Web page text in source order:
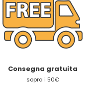
Consegna gratuita
sopra i 50€